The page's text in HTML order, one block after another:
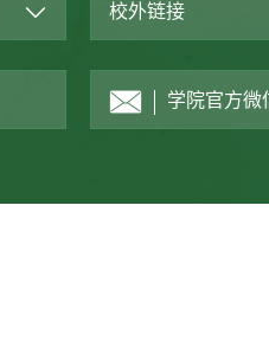
校外链接
学院官方微